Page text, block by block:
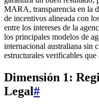
MARA, transparencia en la
de incentivos alineada con
entre los intereses de la
los principales modelos de
internacional australiana sin
estructurales verificables
Dimensión 1:
Legal#